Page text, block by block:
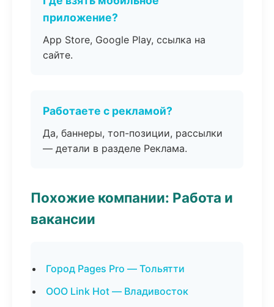
приложение?
App Store, Google Play, ссылка на
сайте.
Работаете с рекламой?
Да, баннеры, топ-позиции, рассылки
— детали в разделе Реклама.
Похожие компании: Работа и
вакансии
Город Pages Pro — Тольятти
ООО Link Hot — Владивосток